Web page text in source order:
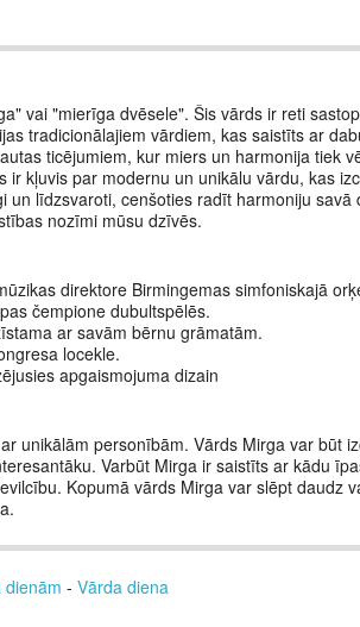
vai "mierīga dvēsele". Šis vārds ir reti
tradicionālajiem vārdiem, kas saistīts ar
ticējumiem, kur miers un harmonija tiek
kļuvis par modernu un unikālu vārdu, kas
līdzsvaroti, cenšoties radīt harmoniju savā
nozīmi mūsu dzīvēs.
direktore Birmingemas simfoniskajā
čempione dubultspēlēs.
ar savām bērnu grāmatām.
locekle.
apgaismojuma dizain
unikālām personībām. Vārds Mirga var būt
Varbūt Mirga ir saistīts ar kādu
Kopumā vārds Mirga var slēpt daudz
dienām - Vārda diena